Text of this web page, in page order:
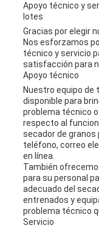
Apoyo técnico y
lotes
Gracias por elegir
Nos esforzamos
técnico y servicio
satisfacción para
Apoyo técnico
Nuestro equipo
disponible para
problema técnico
respecto al
secador de
teléfono, correo
en línea.
También
para su personal
adecuado del
entrenados y
problema técnico
Servicio